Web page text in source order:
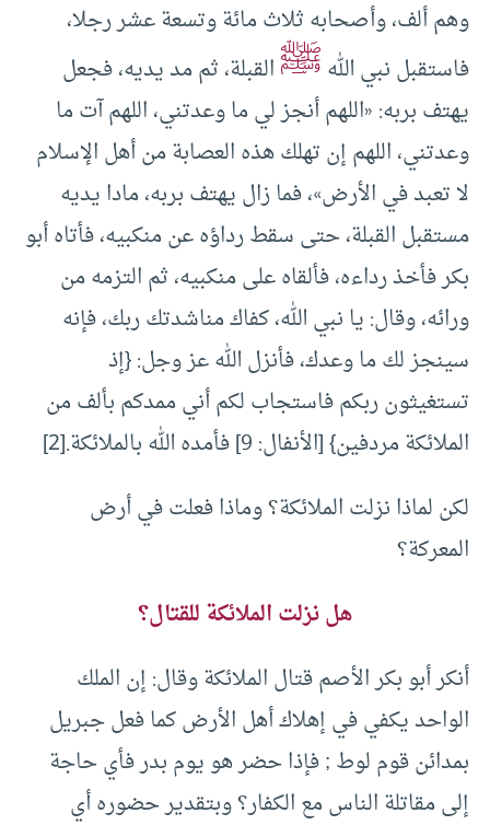
وهم ألف، وأصحابه ثلاث مائة وتسعة عشر رجلا،
فاستقبل نبي اللهﷺالقبلة، ثم مد يديه، فجعل
يهتف بربه: «اللهم أنجز لي ما وعدتني، اللهم آت ما
وعدتني، اللهم إن تهلك هذه العصابة من أهل الإسلام
لا تعبد في الأرض»، فما زال يهتف بربه، مادا يديه
مستقبل القبلة، حتى سقط رداؤه عن منكبيه، فأتاه أبو
بكر فأخذ رداءه، فألقاه على منكبيه، ثم التزمه من
ورائه، وقال: يا نبي الله، كفاك مناشدتك ربك، فإنه
سينجز لك ما وعدك، فأنزل الله عز وجل: {إذ
تستغيثون ربكم فاستجاب لكم أني ممدكم بألف من
الملائكة مردفين} [الأنفال: 9] فأمده الله بالملائكة.
[2]
لكن لماذا نزلت الملائكة؟ وماذا فعلت في أرض
المعركة؟
هل نزلت الملائكة للقتال؟
أنكر أبو بكر الأصم قتال الملائكة وقال: إن الملك
الواحد يكفي في إهلاك أهل الأرض كما فعل جبريل
بمدائن قوم لوط ; فإذا حضر هو يوم بدر فأي حاجة
إلى مقاتلة الناس مع الكفار؟ وبتقدير حضوره أي